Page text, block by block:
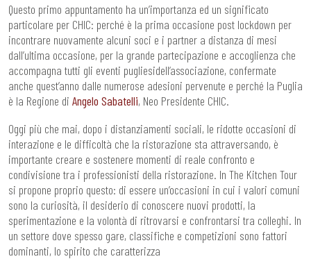
Questo primo appuntamento ha un’importanza ed un significato
particolare per CHIC: perché è la prima occasione post lockdown per
incontrare nuovamente alcuni soci e i partner a distanza di mesi
dall’ultima occasione, per la grande partecipazione e accoglienza che
accompagna tutti gli eventi pugliesidell’associazione, confermate
anche quest’anno dalle numerose adesioni pervenute e perché la Puglia
è la Regione di Angelo Sabatelli, Neo Presidente CHIC.
Oggi più che mai, dopo i distanziamenti sociali, le ridotte occasioni di
interazione e le difficoltà che la ristorazione sta attraversando, è
importante creare e sostenere momenti di reale confronto e
condivisione tra i professionisti della ristorazione. In The Kitchen Tour
si propone proprio questo: di essere un’occasioni in cui i valori comuni
sono la curiosità, il desiderio di conoscere nuovi prodotti, la
sperimentazione e la volontà di ritrovarsi e confrontarsi tra colleghi. In
un settore dove spesso gare, classifiche e competizioni sono fattori
dominanti, lo spirito che caratterizza